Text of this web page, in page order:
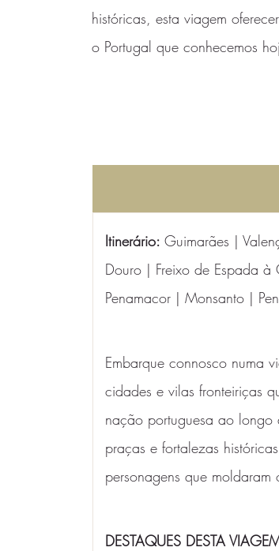
históricas, esta viagem
o Portugal que conhecemos
Itinerário: Guimarães |
Douro | Freixo de Espada
Penamacor | Monsanto |
Embarque connosco numa
cidades e vilas fronteiriças
nação portuguesa ao longo
praças e fortalezas
personagens que
DESTAQUES DESTA